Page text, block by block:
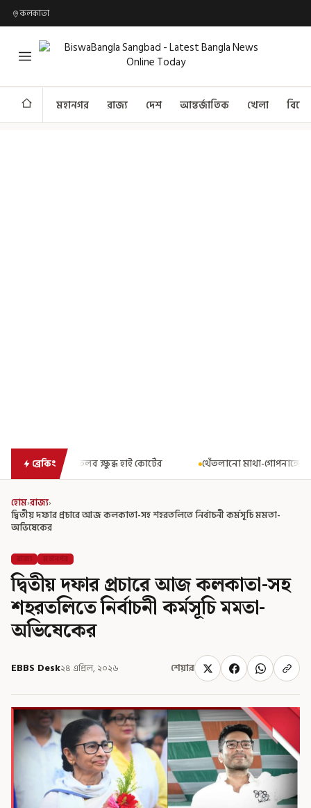
কলকাতা
মহানগর রাজ্য দেশ আন্তর্জাতিক খেলা
ব্রেকিং
হাই কোর্টের থেঁতলানো মাথা-গোপনাঙ্গে রড! বিজেপিশাসিত অসমে
হোম›রাজ্য›
দ্বিতীয় দফার প্রচারে আজ কলকাতা-সহ শহরতলিতে নির্বাচনী কর্মসূচি মমতা-
অভিষেকের
রাজ্য মহানগর
দ্বিতীয় দফার প্রচারে আজ কলকাতা-সহ
শহরতলিতে নির্বাচনী কর্মসূচি মমতা-
অভিষেকের
EBBS Desk২৪ এপ্রিল, ২০২৬ শেয়ার